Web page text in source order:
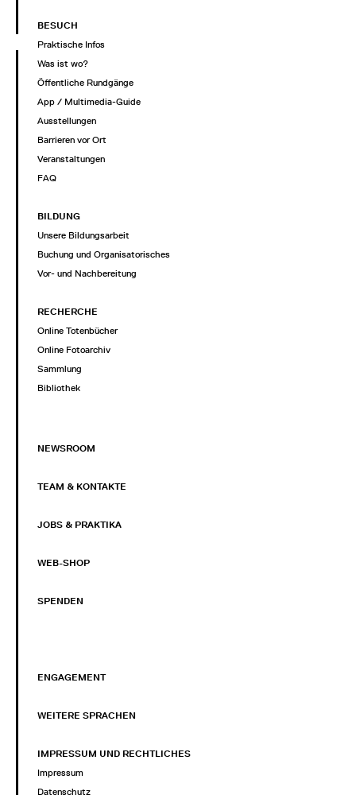
BESUCH
Praktische Infos
Was ist wo?
Öffentliche Rundgänge
App / Multimedia-Guide
Ausstellungen
Barrieren vor Ort
Veranstaltungen
FAQ
BILDUNG
Unsere Bildungsarbeit
Buchung und Organisatorisches
Vor- und Nachbereitung
RECHERCHE
Online Totenbücher
Online Fotoarchiv
Sammlung
Bibliothek
NEWSROOM
TEAM & KONTAKTE
JOBS & PRAKTIKA
WEB-SHOP
SPENDEN
ENGAGEMENT
WEITERE SPRACHEN
IMPRESSUM UND RECHTLICHES
Impressum
Datenschutz